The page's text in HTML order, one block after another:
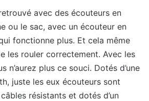
avec des écouteurs en
ou le sac, avec un écouteur en
fonctionne plus. Et cela même
les rouler correctement. Avec les
n’aurez plus ce souci. Dotés d’une
juste les eux écouteurs sont
résistants et dotés d’un